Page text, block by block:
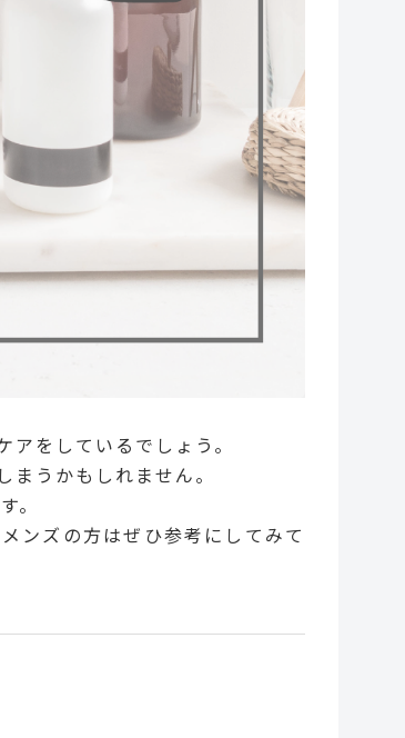
をしているでしょう。
うかもしれません。
。
ンズの方はぜひ参考にしてみて